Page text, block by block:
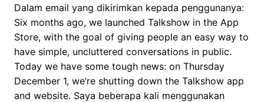
Dalam email yang dikirimkan kepada penggunanya:
Six months ago, we launched Talkshow in the App
Store, with the goal of giving people an easy way to
have simple, uncluttered conversations in public.
Today we have some tough news: on Thursday
December 1, we’re shutting down the Talkshow app
and website. Saya beberapa kali menggunakan